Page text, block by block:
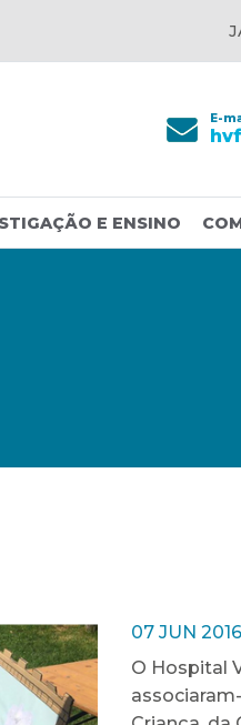
E-
E ENSINO
07 JUN 2016
O Hospital